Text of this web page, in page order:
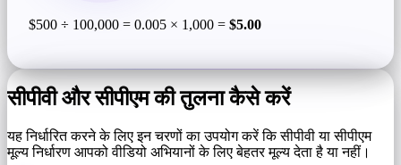
$500 ÷ 100,000 = 0.005 × 1,000 = $5.00
सीपीवी और सीपीएम की तुलना कैसे करें
यह निर्धारित करने के लिए इन चरणों का उपयोग करें कि सीपीवी या सीपीएम
मूल्य निर्धारण आपको वीडियो अभियानों के लिए बेहतर मूल्य देता है या नहीं।